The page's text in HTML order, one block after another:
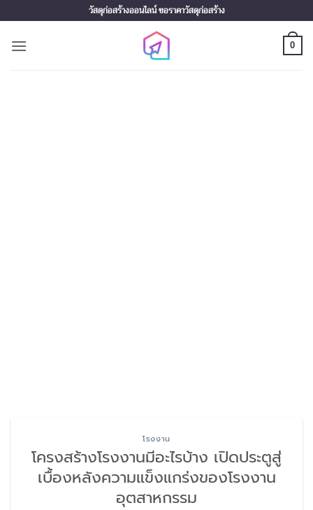
to
content
วัสดุก่อสร้างออนไลน์ ขอราคาวัสดุก่อสร้าง
0
โรงงาน
โครงสร้างโรงงานมีอะไรบ้าง เปิดประตูสู่
เบื้องหลังความแข็งแกร่งของโรงงาน
อุตสาหกรรม